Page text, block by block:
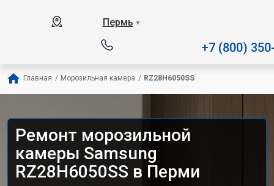
Пермь ▼
+7 (800)
Главная / Морозильная камера / RZ28H6050SS
Ремонт морозильной
камеры Samsung
RZ28H6050SS в Перми